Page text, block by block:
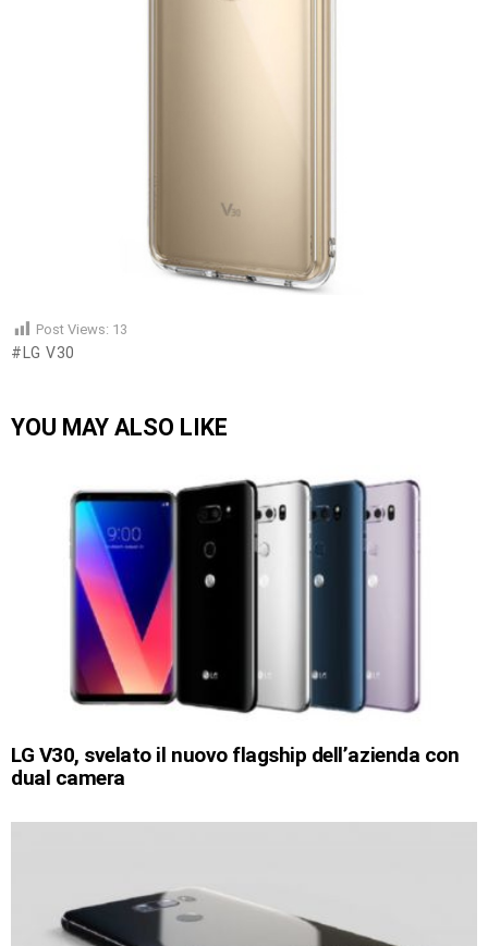
Post Views: 13
LG V30
YOU MAY ALSO LIKE
LG V30, svelato il nuovo flagship dell’azienda con
dual camera